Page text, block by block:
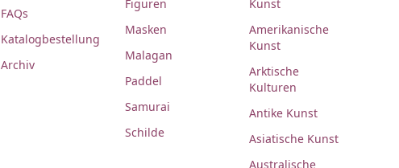
FAQs
Katalogbestellung
Archiv
Figuren
Masken
Malagan
Paddel
Samurai
Schilde
Kunst
Amerikanische
Kunst
Arktische
Kulturen
Antike Kunst
Asiatische Kunst
Australische